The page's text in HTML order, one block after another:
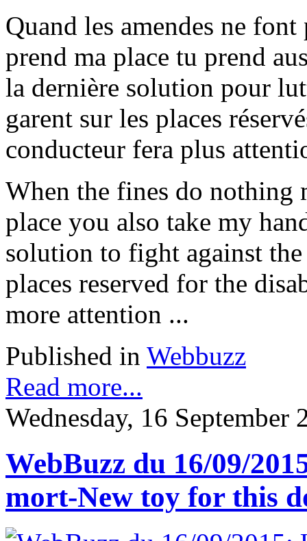
Quand les amendes ne
prend ma place tu prend
la dernière solution pour
garent sur les places
conducteur fera plus
When the fines do nothing
place you also take my
solution to fight against
places reserved for the
more attention ...
Published in Webbuzz
Read more...
Wednesday, 16 September
WebBuzz du 16/09/
mort-New toy for this